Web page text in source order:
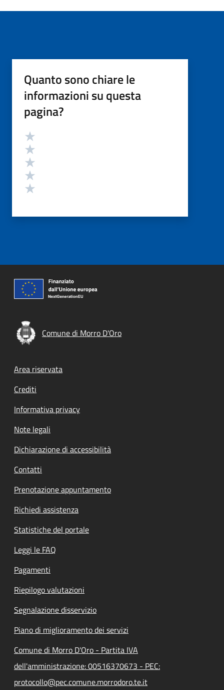
Quanto sono chiare le
informazioni su questa
pagina?
Valutazione
Comune di Morro D'Oro
Footer menu
Area riservata
Crediti
Informativa privacy
Note legali
Dichiarazione di accessibilità
Contatti
Prenotazione appuntamento
Richiedi assistenza
Statistiche del portale
Leggi le FAQ
Pagamenti
Riepilogo valutazioni
Segnalazione disservizio
Piano di miglioramento dei servizi
Comune di Morro D'Oro - Partita IVA
dell'amministrazione: 00516370673 - PEC:
protocollo@pec.comune.morrodoro.te.it